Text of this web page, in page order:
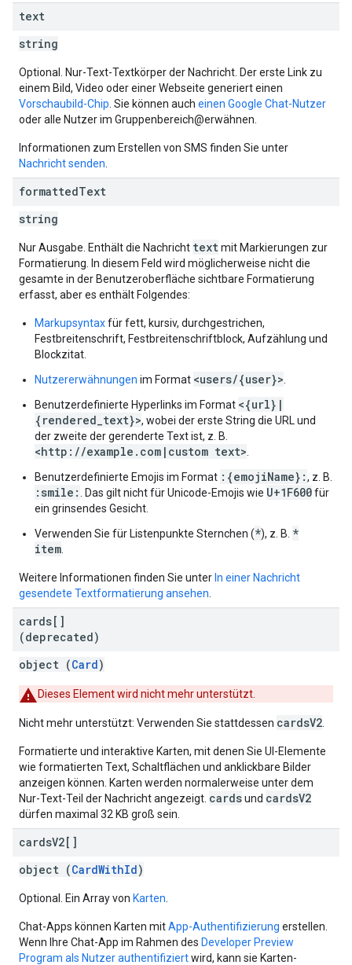
text
string
Optional. Nur-Text-Textkörper der Nachricht. Der erste Link zu
einem Bild, Video oder einer Webseite generiert einen
Vorschaubild-Chip . Sie können auch einen Google Chat-Nutzer
oder alle Nutzer im Gruppenbereich@erwähnen.
Informationen zum Erstellen von SMS finden Sie unter
Nachricht senden
formattedText
string
Nur Ausgabe. Enthält die Nachricht textmit Markierungen zur
Formatierung. In diesem Feld wird möglicherweise nicht die
gesamte in der Benutzeroberfläche sichtbare Formatierung
erfasst, aber es enthält Folgendes:
Markupsyntaxfür fett, kursiv, durchgestrichen,
Festbreitenschrift, Festbreitenschriftblock, Aufzählung und
Blockzitat.
Nutzererwähnungen im Format <users/{user}>
Benutzerdefinierte Hyperlinks im Format <{url}|
{rendered_text}>, wobei der erste String die URL und
der zweite der gerenderte Text ist, z. B.
<http://example.com|custom text>
Benutzerdefinierte Emojis im Format :{emojiName}:, z. B.
:smile: . Das gilt nicht für Unicode-Emojis wie U+1F600für
ein grinsendes Gesicht.
Verwenden Sie für Listenpunkte Sternchen (*), z. B. *
item
Weitere Informationen finden Sie unter In einer Nachricht
gesendete Textformatierung ansehen
cards[]
(deprecated)
object (Card)
Dieses Element wird nicht mehr unterstützt.
Nicht mehr unterstützt: Verwenden Sie stattdessen cardsV2
Formatierte und interaktive Karten, mit denen Sie UI-Elemente
wie formatierten Text, Schaltflächen und anklickbare Bilder
anzeigen können. Karten werden normalerweise unter dem
Nur-Text-Teil der Nachricht angezeigt. cardsund cardsV2
dürfen maximal 32 KB groß sein.
cardsV2[]
object (CardWithId)
Optional. Ein Array von Karten
Chat-Apps können Karten mitApp-Authentifizierung erstellen.
Wenn Ihre Chat-App im Rahmen des Developer Preview
Program als Nutzer authentifiziertwird, kann sie Karten-